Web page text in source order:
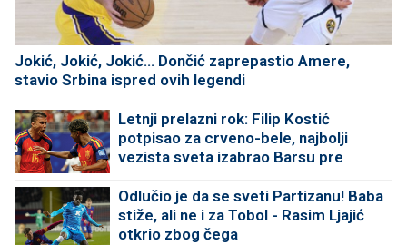
Jokić, Jokić, Jokić... Dončić zaprepastio Amere,
stavio Srbina ispred ovih legendi
Letnji prelazni rok: Filip Kostić
potpisao za crveno-bele, najbolji
vezista sveta izabrao Barsu pre
Odlučio je da se sveti Partizanu! Baba
stiže, ali ne i za Tobol - Rasim Ljajić
otkrio zbog čega